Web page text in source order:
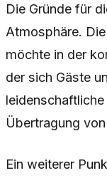
Die Gründe für
Atmosphäre.
möchte in der
der sich Gäste
Übertragung
Ein weiterer